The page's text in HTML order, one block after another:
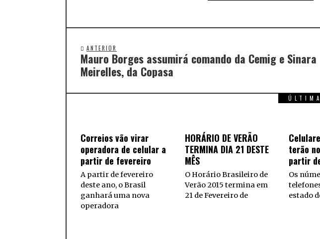
ANTERIOR
Mauro Borges assumirá comando da Cemig e Sinara
Meirelles, da Copasa
Correios vão virar
operadora de celular a
partir de fevereiro
A partir de fevereiro
deste ano, o Brasil
ganhará uma nova
operadora
HORÁRIO DE VERÃO
TERMINA DIA 21 DESTE
MÊS
O Horário Brasileiro de
Verão 2015 termina em
21 de Fevereiro de
terão
partir
Os
estado